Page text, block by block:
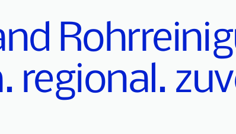
regional.